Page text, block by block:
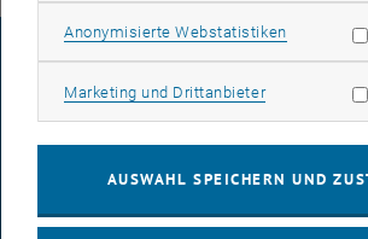
IMPRESSUM
Anonymisierte WebstatistikenStatistik
Marketing und DrittanbieterMarketing
AUSWAHL SPEICHERN UND